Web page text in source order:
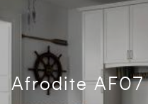
Afrodite AF07